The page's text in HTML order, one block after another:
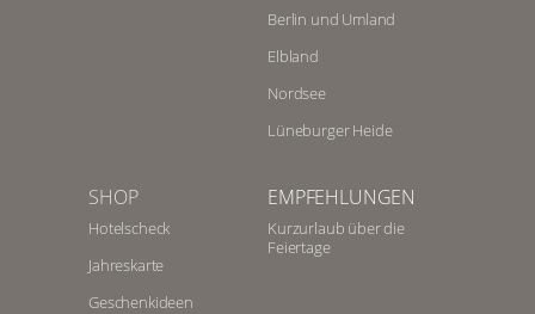
Berlin und Umland
Elbland
Nordsee
Lüneburger Heide
SHOP
Hotelscheck
Jahreskarte
Geschenkideen
EMPFEHLUNGEN
Kurzurlaub über die
Feiertage